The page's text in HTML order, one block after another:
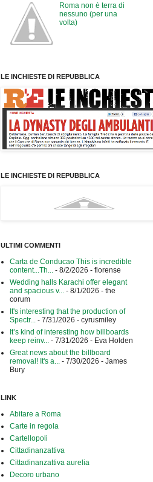
Roma non è terra di
nessuno (per una
volta)
LE INCHIESTE DI REPUBBLICA
LE INCHIESTE DI REPUBBLICA
ULTIMI COMMENTI
Carta de Conducao This is incredible
content...Th... - 8/2/2026 - florense
Wedding halls Karachi offer elegant
and spacious v... - 8/1/2026 - the
corum
It's interesting that the production of
Spectr... - 7/31/2026 - cyrusmiley
It’s kind of interesting how billboards
keep reinv... - 7/31/2026 - Eva Holden
Great news about the billboard
removal! It's a... - 7/30/2026 - James
Bury
LINK
Abitare a Roma
Carte in regola
Cartellopoli
Cittadinanzattiva
Cittadinanzattiva aurelia
Decoro urbano